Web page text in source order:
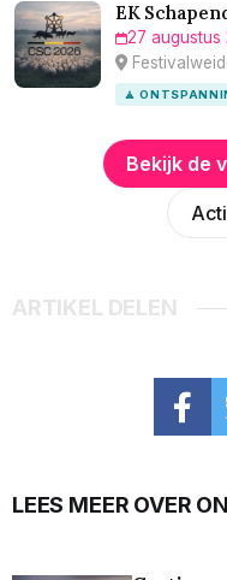
EK
27
🧘
Bekijk de
ARTIKEL DELEN
LEES MEER OVER